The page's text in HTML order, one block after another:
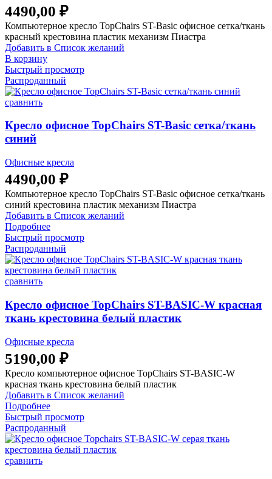
4490,00 ₽
Компьютерное кресло TopChairs ST-Basic офисное сетка/ткань
красный крестовина пластик механизм Пиастра
Добавить в Список желаний
В корзину
Быстрый просмотр
Распроданный
сравнить
Кресло офисное TopChairs ST-Basic сетка/ткань
синий
Офисные кресла
4490,00 ₽
Компьютерное кресло TopChairs ST-Basic офисное сетка/ткань
синий крестовина пластик механизм Пиастра
Добавить в Список желаний
Подробнее
Быстрый просмотр
Распроданный
сравнить
Кресло офисное TopChairs ST-BASIC-W красная
ткань крестовина белый пластик
Офисные кресла
5190,00 ₽
Кресло компьютерное офисное TopChairs ST-BASIC-W
красная ткань крестовина белый пластик
Добавить в Список желаний
Подробнее
Быстрый просмотр
Распроданный
сравнить